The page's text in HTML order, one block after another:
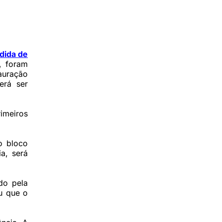
de
foram
ser
bloco
será
pela
que o